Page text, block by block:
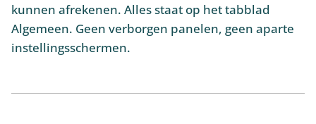
kunnen afrekenen. Alles staat op het tabblad
Algemeen. Geen verborgen panelen, geen aparte
instellingsschermen.